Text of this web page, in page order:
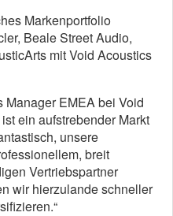
Markenportfolio
Beale Street Audio,
mit Void Acoustics
EMEA bei Void
ein aufstrebender Markt
unsere
breit
Vertriebspartner
wir hierzulande schneller